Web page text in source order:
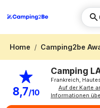
Home Camping2be
8,7/10
Camping
Frankreich,
Auf der Karte
Informationen